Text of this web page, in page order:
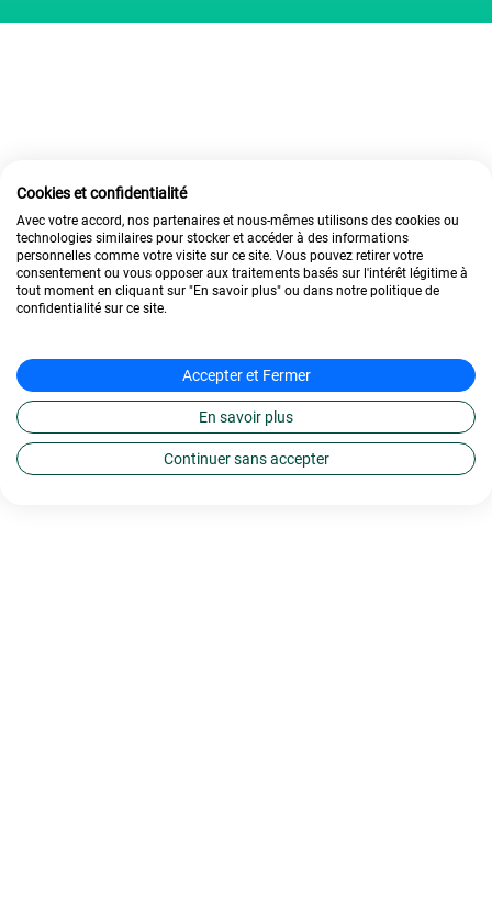
Cookies et confidentialité
Avec votre accord, nos partenaires et nous-mêmes utilisons des cookies ou
technologies similaires pour stocker et accéder à des informations
personnelles comme votre visite sur ce site. Vous pouvez retirer votre
consentement ou vous opposer aux traitements basés sur l'intérêt légitime à
tout moment en cliquant sur "En savoir plus" ou dans notre politique de
confidentialité sur ce site.
Accepter et Fermer
En savoir plus
Continuer sans accepter